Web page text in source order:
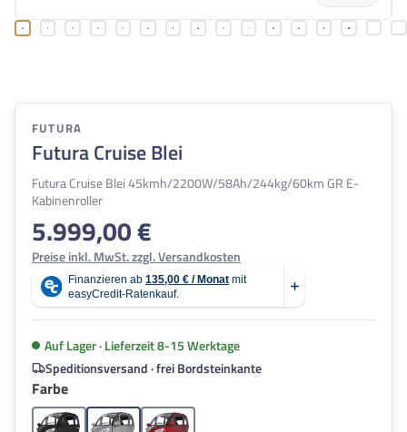
FUTURA
Futura Cruise Blei
Futura Cruise Blei 45kmh/2200W/58Ah/244kg/60km GR E-
Kabinenroller
Regulärer Preis:
5.999,00 €
Preise inkl. MwSt. zzgl. Versandkosten
Auf Lager · Lieferzeit 8-15 Werktage
Speditionsversand · frei Bordsteinkante
Farbeauswählen